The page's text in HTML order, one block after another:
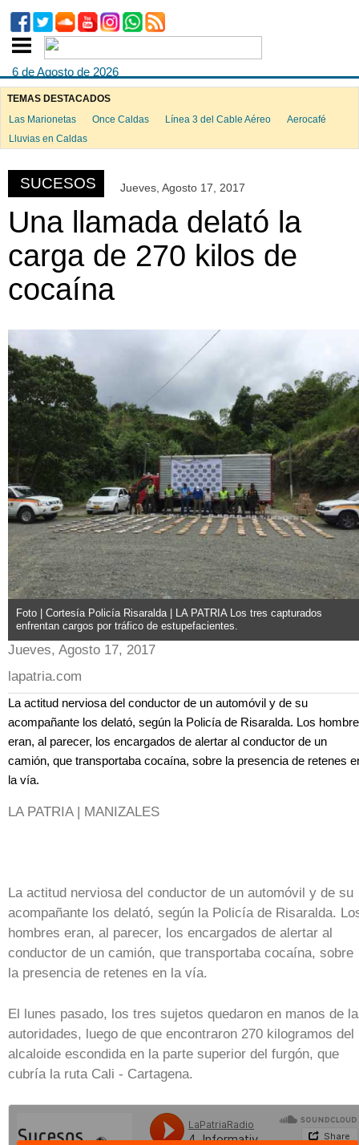
6 de Agosto de 2026
TEMAS DESTACADOS
Las Marionetas
Once Caldas Línea 3 del Cable Aéreo
Aerocafé
Lluvias en Caldas
SUCESOS Jueves, Agosto 17, 2017
Una llamada delató la
carga de 270 kilos de
cocaína
Foto | Cortesía Policía Risaralda | LA PATRIA Los tres capturados
enfrentan cargos por tráfico de estupefacientes.
Jueves, Agosto 17, 2017
lapatria.com
La actitud nerviosa del conductor de un automóvil y de su
acompañante los delató, según la Policía de Risaralda. Los
eran, al parecer, los encargados de alertar al conductor de un
camión, que transportaba cocaína, sobre la presencia de retenes
la vía.
LA PATRIA | MANIZALES
La actitud nerviosa del conductor de un automóvil y de su
acompañante los delató, según la Policía de Risaralda.
hombres eran, al parecer, los encargados de alertar al
conductor de un camión, que transportaba cocaína, sobre
la presencia de retenes en la vía.
El lunes pasado, los tres sujetos quedaron en manos de
autoridades, luego de que encontraron 270 kilogramos del
alcaloide escondida en la parte superior del furgón, que
cubría la ruta Cali - Cartagena.